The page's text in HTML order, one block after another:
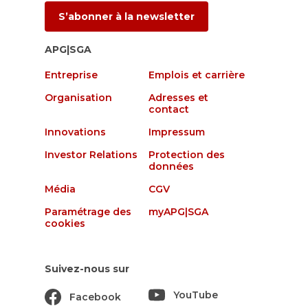
S’abonner à la newsletter
APG|SGA
Entreprise
Emplois et carrière
Organisation
Adresses et
contact
Innovations
Impressum
Investor Relations
Protection des
données
Média
CGV
Paramétrage des
cookies
myAPG|SGA
Suivez-nous sur
Facebook YouTube